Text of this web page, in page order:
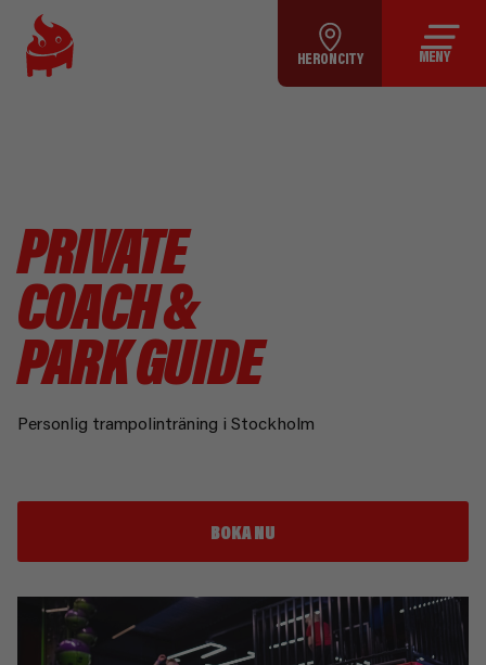
HERON CITY MENY
PRIVATE
COACH &
PARK GUIDE
Personlig trampolinträning i Stockholm
BOKA NU